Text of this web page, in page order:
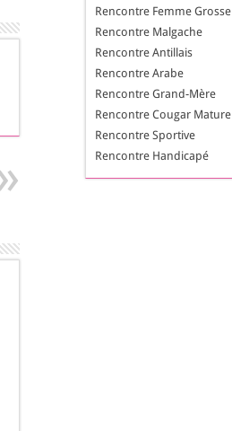
Rencontre Femme Grosse
Rencontre Malgache
Rencontre Antillais
Rencontre Arabe
Rencontre Grand-Mère
Rencontre Cougar Mature
Rencontre Sportive
Rencontre Handicapé